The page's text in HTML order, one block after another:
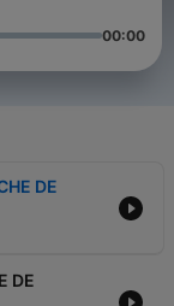
00:00
DE
DE